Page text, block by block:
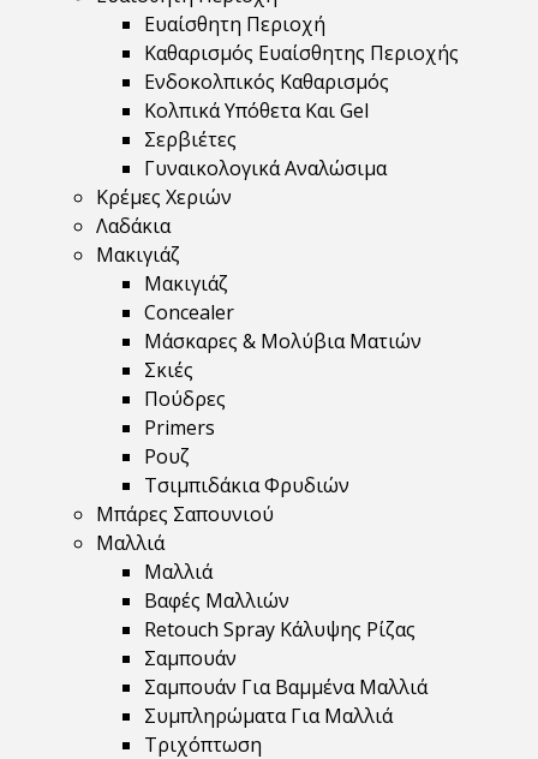
Ευαίσθητη Περιοχή
Καθαρισμός Ευαίσθητης Περιοχής
Ενδοκολπικός Καθαρισμός
Κολπικά Υπόθετα Και Gel
Σερβιέτες
Γυναικολογικά Αναλώσιμα
Κρέμες Χεριών
Λαδάκια
Μακιγιάζ
Μακιγιάζ
Concealer
Μάσκαρες & Μολύβια Ματιών
Σκιές
Πούδρες
Primers
Ρουζ
Τσιμπιδάκια Φρυδιών
Μπάρες Σαπουνιού
Μαλλιά
Μαλλιά
Βαφές Μαλλιών
Retouch Spray Κάλυψης Ρίζας
Σαμπουάν
Σαμπουάν Για Βαμμένα Μαλλιά
Συμπληρώματα Για Μαλλιά
Τριχόπτωση